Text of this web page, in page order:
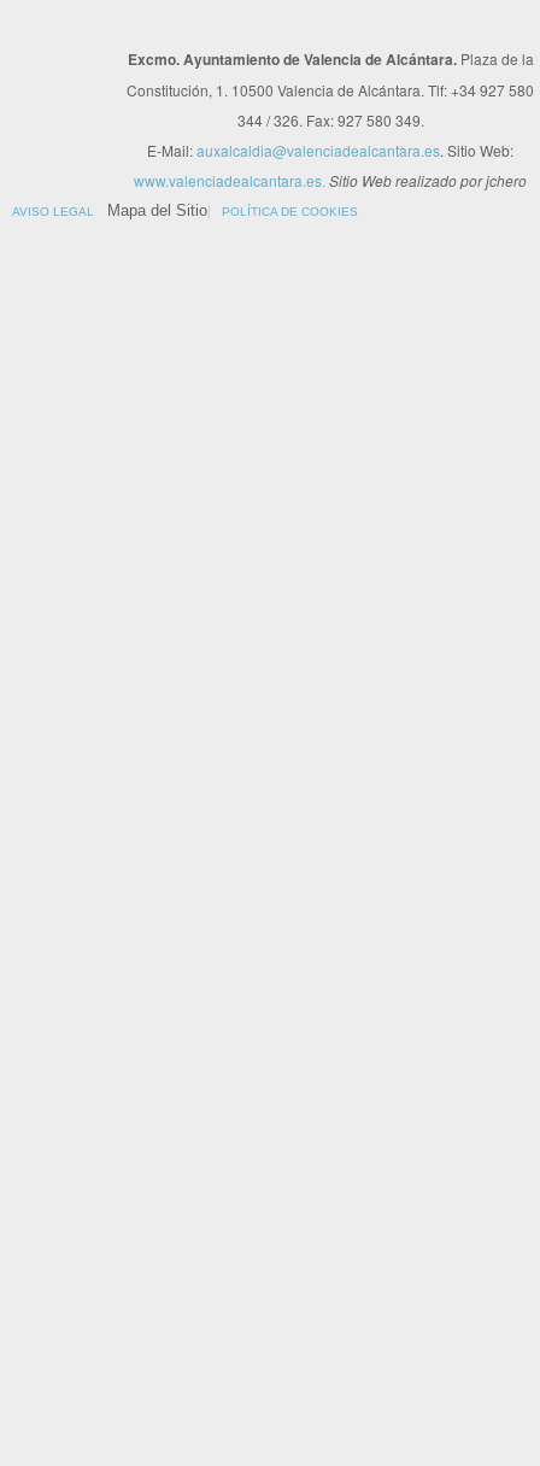
Excmo. Ayuntamiento de Valencia de Alcántara. Plaza de la
Constitución, 1. 10500 Valencia de Alcántara. Tlf: +34 927 580
344 / 326. Fax: 927 580 349.
E-Mail:auxalcaldia@valenciadealcantara.es. Sitio Web:
www.valenciadealcantara.es. Sitio Web realizado por jchero
AVISO LEGAL Mapa del Sitio POLÍTICA DE COOKIES